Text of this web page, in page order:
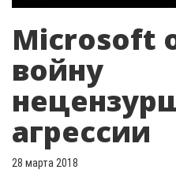
Microsoft
войну
агрессии
28 марта 2018